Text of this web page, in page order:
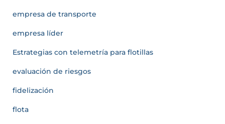
empresa de transporte
empresa líder
Estrategias con telemetría para flotillas
evaluación de riesgos
fidelización
flota